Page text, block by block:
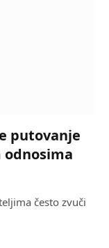
putovanje
često zvuči